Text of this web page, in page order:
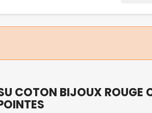
COTON BIJOUX ROUGE